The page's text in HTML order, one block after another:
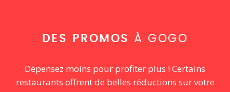
DES PROMOS À GOGO
Dépensez moins pour profiter plus ! Certains
restaurants offrent de belles réductions sur votre